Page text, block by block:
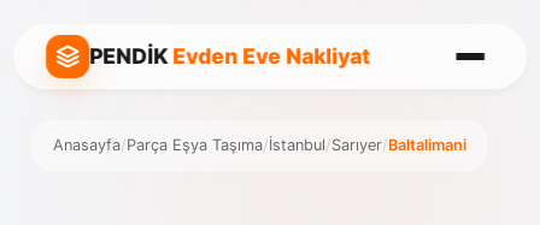
PENDİKEvden Eve Nakliyat
Anasayfa/Parça Eşya Taşıma/İstanbul/Sarıyer/Baltalimani